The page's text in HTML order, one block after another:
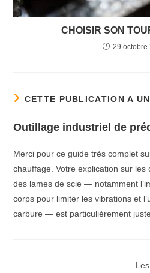
CHOISIR SON
29 octobre
CETTE PUBLICATION A
Outillage industriel de
Merci pour ce guide très complet
chauffage. Votre explication sur
des lames de scie — notamment
corps pour limiter les vibrations et
carbure — est particulièrement juste.